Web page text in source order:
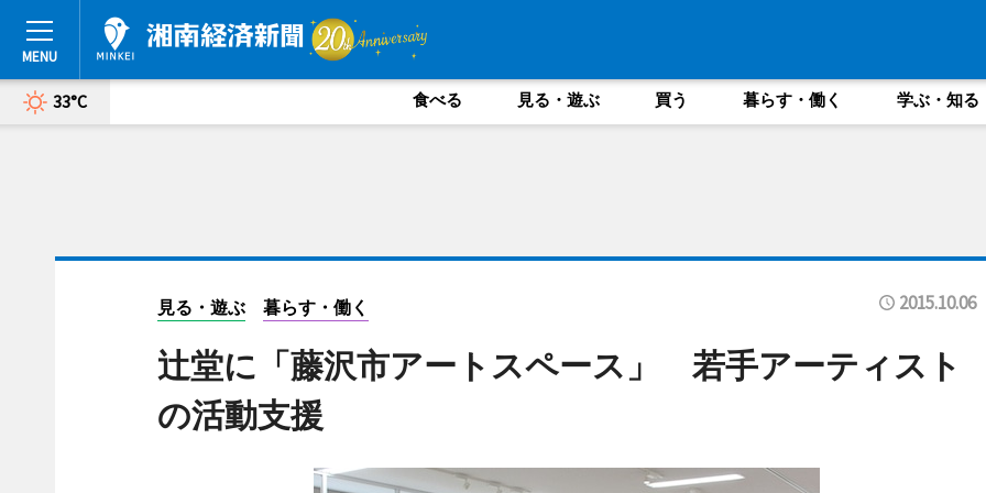
33°C 食べる 見る・遊ぶ 買う 暮らす・働く 学ぶ・知る
見る・遊ぶ 暮らす・働く 2015.10.06
辻堂に「藤沢市アートスペース」 若手アーティスト
の活動支援